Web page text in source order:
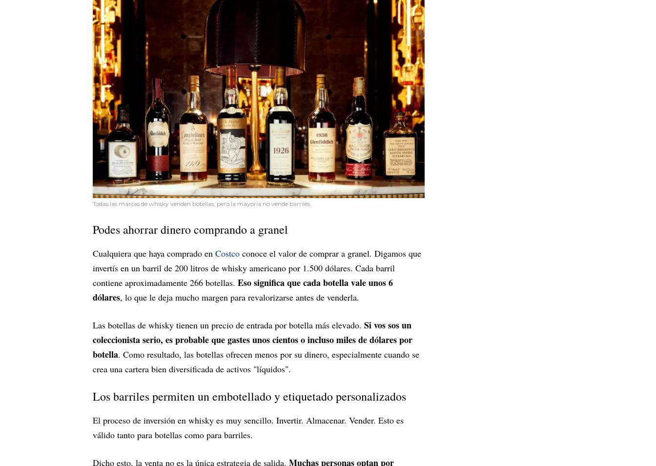
Todas las marcas de whisky venden botellas, pero la mayoría no vende barriles.
Podes ahorrar dinero comprando a granel
Cualquiera que haya comprado en Costco conoce el valor de comprar a granel. Digamos que
invertís en un barril de 200 litros de whisky americano por 1.500 dólares. Cada barril
contiene aproximadamente 266 botellas. Eso significa que cada botella vale unos 6
dólares, lo que le deja mucho margen para revalorizarse antes de venderla.
Las botellas de whisky tienen un precio de entrada por botella más elevado. Si vos sos un
coleccionista serio, es probable que gastes unos cientos o incluso miles de dólares por
botella. Como resultado, las botellas ofrecen menos por su dinero, especialmente cuando se
crea una cartera bien diversificada de activos "líquidos".
Los barriles permiten un embotellado y etiquetado personalizados
El proceso de inversión en whisky es muy sencillo. Invertir. Almacenar. Vender. Esto es
válido tanto para botellas como para barriles.
Dicho esto, la venta no es la única estrategia de salida. Muchas personas optan por